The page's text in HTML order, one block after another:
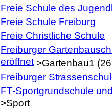
Freie Schule des
Freie Schule Freiburg
Freie Christliche Schule
Freiburger
eröffnet>Gartenbau1
Freiburger
FT-Sportgrundschule
>Sport